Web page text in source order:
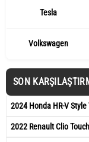
Tesla
Volkswagen
SON
2024 Honda HR-V
2022 Renault Clio